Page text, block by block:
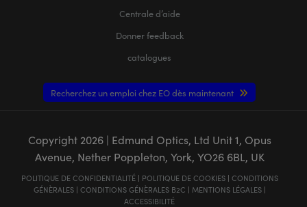
Centrale d’aide
Donner feedback
catalogues
Recherchez un emploi chez EO dès maintenant
Copyright 2026| Edmund Optics, Ltd Unit 1, Opus
Avenue, Nether Poppleton, York, YO26 6BL, UK
POLITIQUE DE CONFIDENTIALITÉ| POLITIQUE DE COOKIES| CONDITIONS
GÉNÈRALES| CONDITIONS GÉNÈRALES B2C | MENTIONS LÉGALES|
ACCESSIBILITÉ